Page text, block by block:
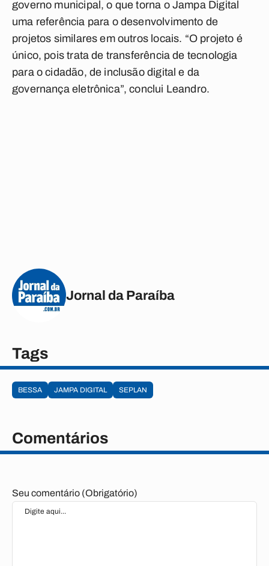
governo municipal, o que torna o Jampa Digital
uma referência para o desenvolvimento de
projetos similares em outros locais. “O projeto é
único, pois trata de transferência de tecnologia
para o cidadão, de inclusão digital e da
governança eletrônica”, conclui Leandro.
Jornal da Paraíba
Tags
BESSA JAMPA DIGITAL SEPLAN
Comentários
Seu comentário (Obrigatório)